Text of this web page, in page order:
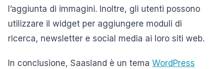
l’aggiunta di immagini. Inoltre, gli utenti possono
utilizzare il widget per aggiungere moduli di
ricerca, newsletter e social media ai loro siti web.
In conclusione, Saasland è un tema WordPress